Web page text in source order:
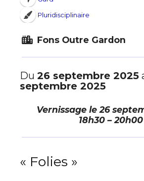
Pluridisciplinaire
Fons Outre Gardon
Du 26 septembre 2025
septembre 2025
Vernissage le26
18h30 – 20h00
« Folies »